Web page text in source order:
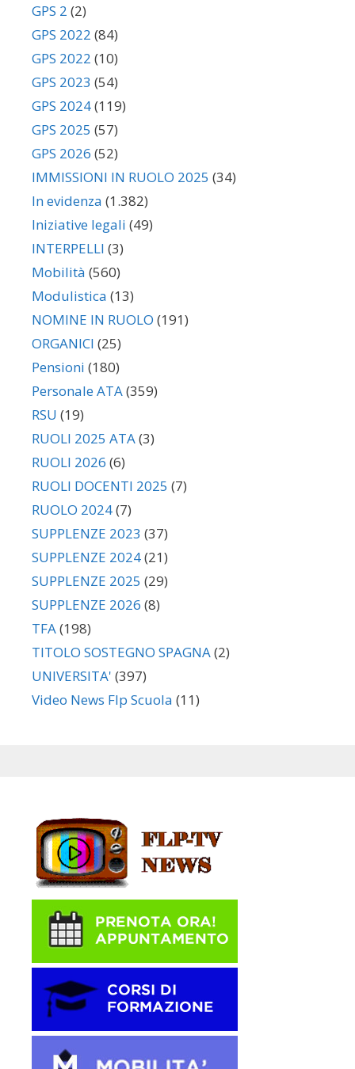
GPS 2 (2)
GPS 2022 (84)
GPS 2022 (10)
GPS 2023 (54)
GPS 2024(119)
GPS 2025 (57)
GPS 2026 (52)
IMMISSIONI IN RUOLO 2025 (34)
In evidenza (1.382)
Iniziative legali (49)
INTERPELLI (3)
Mobilità (560)
Modulistica (13)
NOMINE IN RUOLO (191)
ORGANICI (25)
Pensioni (180)
Personale ATA(359)
RSU (19)
RUOLI 2025 ATA(3)
RUOLI 2026 (6)
RUOLI DOCENTI 2025 (7)
RUOLO 2024(7)
SUPPLENZE 2023 (37)
SUPPLENZE 2024(21)
SUPPLENZE 2025 (29)
SUPPLENZE 2026 (8)
TFA(198)
TITOLO SOSTEGNO SPAGNA(2)
UNIVERSITA' (397)
Video News Flp Scuola (11)